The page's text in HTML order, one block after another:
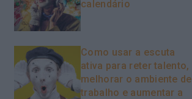
calendário
Como usar a escuta
ativa para reter talento,
melhorar o ambiente de
trabalho e aumentar a